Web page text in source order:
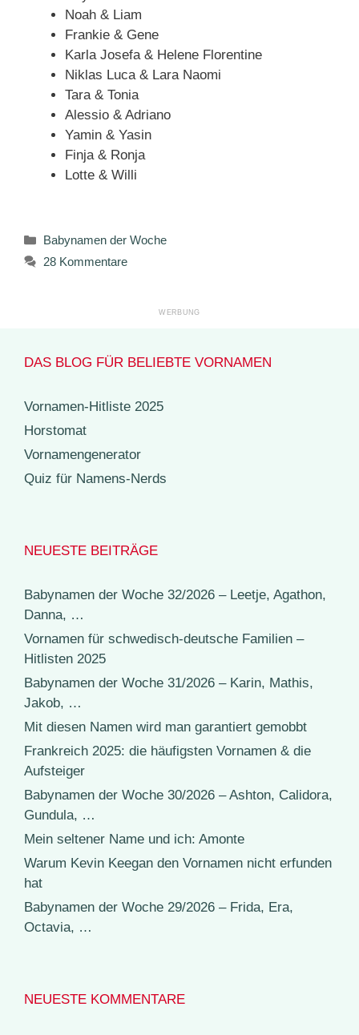
Noah & Liam
Frankie & Gene
Karla Josefa & Helene Florentine
Niklas Luca & Lara Naomi
Tara & Tonia
Alessio & Adriano
Yamin & Yasin
Finja & Ronja
Lotte & Willi
Kategorien
Babynamen der Woche
28 Kommentare
DAS BLOG FÜR BELIEBTE VORNAMEN
Vornamen-Hitliste 2025
Horstomat
Vornamengenerator
Quiz für Namens-Nerds
NEUESTE BEITRÄGE
Babynamen der Woche 32/2026 – Leetje, Agathon,
Danna, …
Vornamen für schwedisch-deutsche Familien –
Hitlisten 2025
Babynamen der Woche 31/2026 – Karin, Mathis,
Jakob, …
Mit diesen Namen wird man garantiert gemobbt
Frankreich 2025: die häufigsten Vornamen & die
Aufsteiger
Babynamen der Woche 30/2026 – Ashton, Calidora,
Gundula, …
Mein seltener Name und ich: Amonte
Warum Kevin Keegan den Vornamen nicht erfunden
hat
Babynamen der Woche 29/2026 – Frida, Era,
Octavia, …
NEUESTE KOMMENTARE